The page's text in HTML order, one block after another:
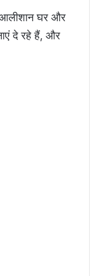
आलीशान घर और
दे रहे हैं, और